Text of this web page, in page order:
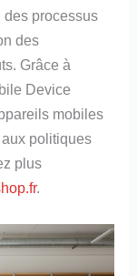
des processus
des
Grâce à
Device
mobiles
politiques
plus
.